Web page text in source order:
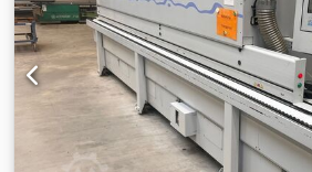
Abwsrf Die Maschine kann gerne
bei uns vor Ort vorgefuehrt werden.
Maschinen an, die vorfuehrbereit in
stehen, siehe "weitere Angebote